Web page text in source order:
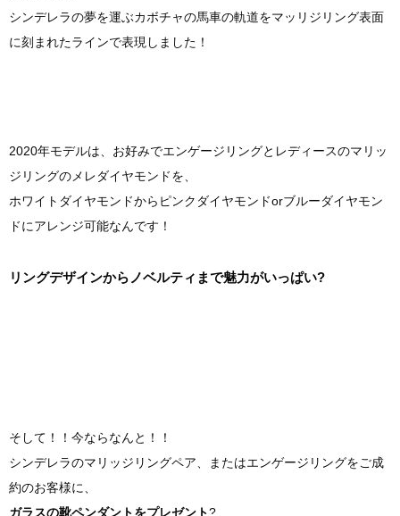
シンデレラの夢を運ぶカボチャの馬車の軌道をマッリジリング表面
に刻まれたラインで表現しました！
2020年モデルは、お好みでエンゲージリングとレディースのマリッ
ジリングのメレダイヤモンドを、
ホワイトダイヤモンドからピンクダイヤモンドorブルーダイヤモン
ドにアレンジ可能なんです！
リングデザインからノベルティまで魅力がいっぱい?
そして！！今ならなんと！！
シンデレラのマリッジリングペア、またはエンゲージリングをご成
約のお客様に、
ガラスの靴ペンダントをプレゼント?